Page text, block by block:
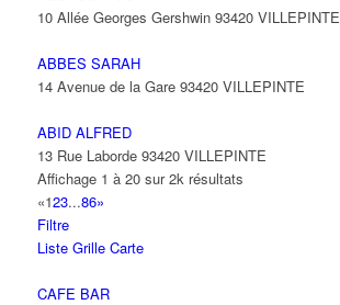
10 Allée Georges Gershwin 93420 VILLEPINTE
ABBES SARAH
14 Avenue de la Gare 93420 VILLEPINTE
ABID ALFRED
13 Rue Laborde 93420 VILLEPINTE
Affichage 1 à 20 sur 2k résultats
«123...86»
Filtre
Liste Grille Carte
CAFE BAR